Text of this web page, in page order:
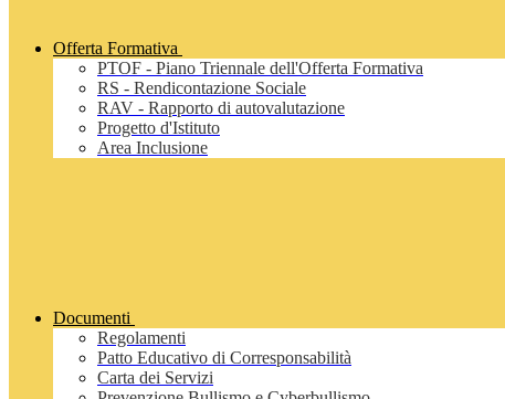
Offerta Formativa
PTOF - Piano Triennale dell'Offerta Formativa
RS - Rendicontazione Sociale
RAV - Rapporto di autovalutazione
Progetto d'Istituto
Area Inclusione
Documenti
Regolamenti
Patto Educativo di Corresponsabilità
Carta dei Servizi